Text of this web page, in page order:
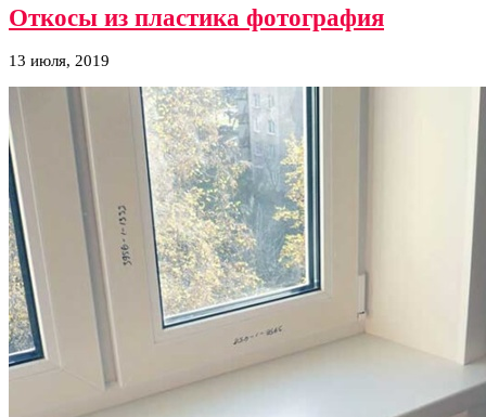
Откосы из пластика фотография
13 июля, 2019